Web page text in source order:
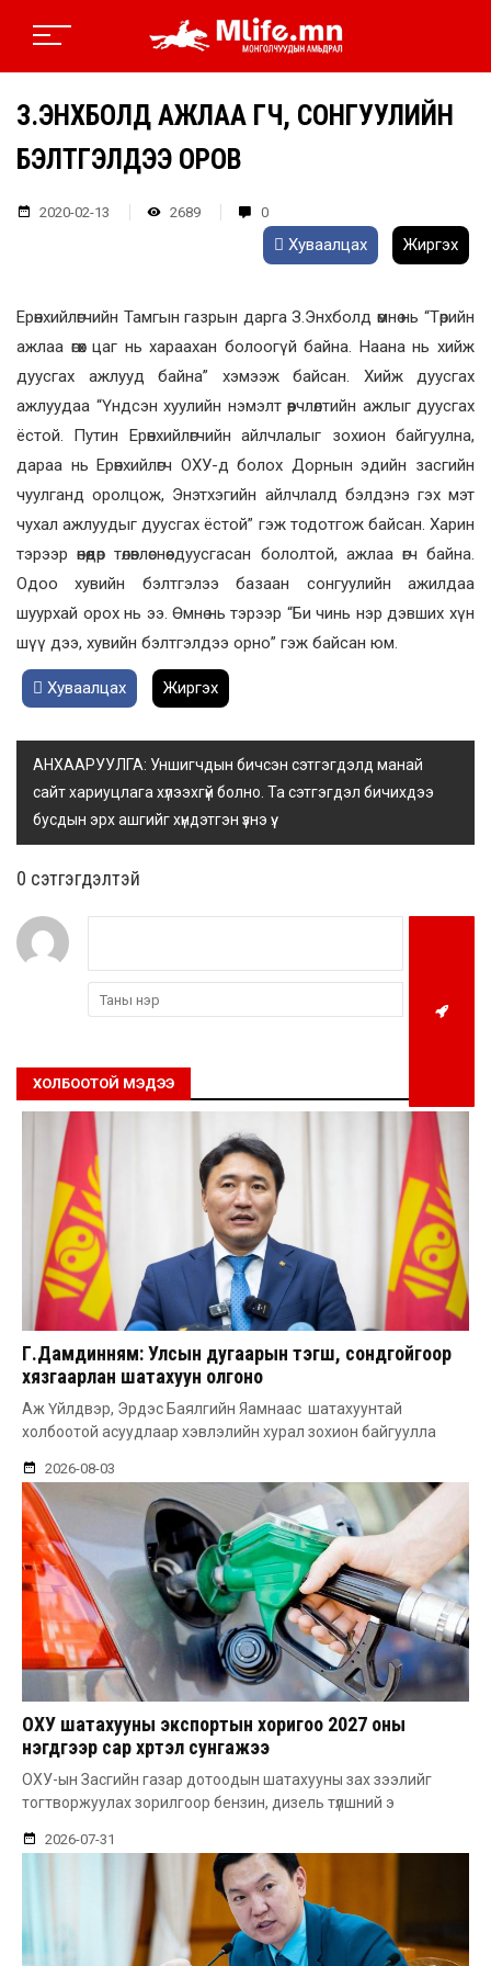
З.ЭНХБОЛД АЖЛАА ӨГЧ, СОНГУУЛИЙН
БЭЛТГЭЛДЭЭ ОРОВ
2020-02-13 2689 0
Хуваалцах Жиргэх
Ерөнхийлөгчийн Тамгын газрын дарга З.Энхболд өмнө нь “Төрийн
ажлаа өгөх цаг нь хараахан болоогүй байна. Наана нь хийж
дуусгах ажлууд байна” хэмээж байсан. Хийж дуусгах
ажлуудаа “Үндсэн хуулийн нэмэлт өөрчлөлтийн ажлыг дуусгах
ёстой. Путин Ерөнхийлөгчийн айлчлалыг зохион байгуулна,
дараа нь Ерөнхийлөгч ОХУ-д болох Дорнын эдийн засгийн
чуулганд оролцож, Энэтхэгийн айлчлалд бэлдэнэ гэх мэт
чухал ажлуудыг дуусгах ёстой” гэж тодотгож байсан. Харин
тэрээр өнөөдөр төлөвлөснөө дуусгасан бололтой, ажлаа өгч байна.
Одоо хувийн бэлтгэлээ базаан сонгуулийн ажилдаа
шуурхай орох нь ээ. Өмнө нь тэрээр “Би чинь нэр дэвших хүн
шүү дээ, хувийн бэлтгэлдээ орно” гэж байсан юм.
Хуваалцах Жиргэх
АНХААРУУЛГА: Уншигчдын бичсэн сэтгэгдэлд манай
сайт хариуцлага хүлээхгүй болно. Та сэтгэгдэл бичихдээ
бусдын эрх ашгийг хүндэтгэн үзнэ үү.
0 cэтгэгдэлтэй
ХОЛБООТОЙ МЭДЭЭ
Г.Дамдинням: Улсын дугаарын тэгш, сондгойгоор
хязгаарлан шатахуун олгоно
Аж Үйлдвэр, Эрдэс Баялгийн Яамнаас шатахуунтай
холбоотой асуудлаар хэвлэлийн хурал зохион байгуулла
2026-08-03
ОХУ шатахууны экспортын хоригоо 2027 оны
нэгдүгээр сар хүртэл сунгажээ
ОХУ-ын Засгийн газар дотоодын шатахууны зах зээлийг
тогтворжуулах зорилгоор бензин, дизель түлшний э
2026-07-31